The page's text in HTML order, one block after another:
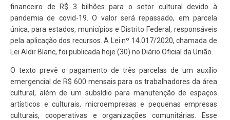
financeiro de R$ 3 bilhões para o setor cultural devido à
pandemia de covid-19. O valor será repassado, em parcela
única, para estados, municípios e Distrito Federal, responsáveis
pela aplicação dos recursos. A Lei nº 14.017/2020, chamada de
Lei Aldir Blanc, foi publicada hoje (30) no Diário Oficial da União.
O texto prevê o pagamento de três parcelas de um auxílio
emergencial de R$ 600 mensais para os trabalhadores da área
cultural, além de um subsídio para manutenção de espaços
artísticos e culturais, microempresas e pequenas empresas
culturais, cooperativas e organizações comunitárias. Esse